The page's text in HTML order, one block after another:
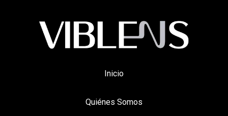
Inicio
Quiénes Somos